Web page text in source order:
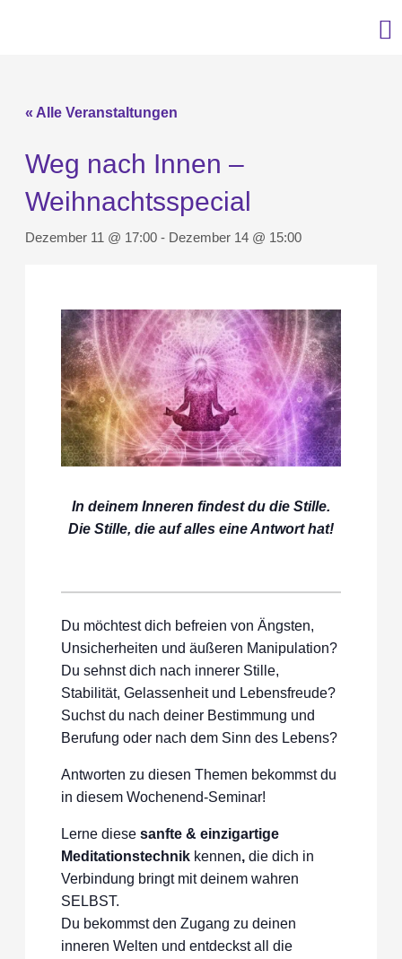
« Alle Veranstaltungen
Weg nach Innen –
Weihnachtsspecial
Dezember 11 @ 17:00 - Dezember 14 @ 15:00
In deinem Inneren findest du die Stille.
Die Stille, die auf alles eine Antwort hat!
Du möchtest dich befreien von Ängsten,
Unsicherheiten und äußeren Manipulation?
Du sehnst dich nach innerer Stille,
Stabilität, Gelassenheit und Lebensfreude?
Suchst du nach deiner Bestimmung und
Berufung oder nach dem Sinn des Lebens?
Antworten zu diesen Themen bekommst du
in diesem Wochenend-Seminar!
Lerne diesesanfte & einzigartige
Meditationstechnik kennen, die dich in
Verbindung bringt mit deinem wahren
SELBST.
Du bekommst den Zugang zu deinen
inneren Welten und entdeckst all die